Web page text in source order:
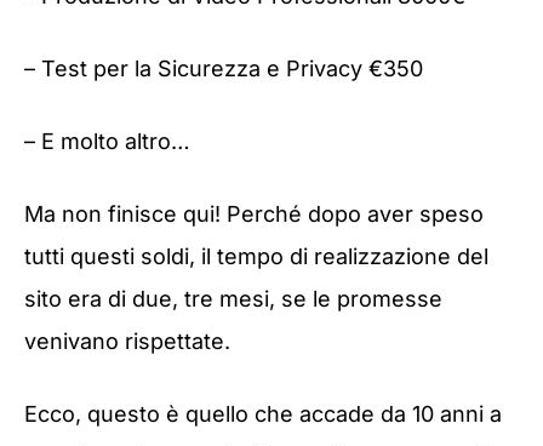
– Test per la Sicurezza e Privacy €350
– E molto altro…
Ma non finisce qui! Perché dopo aver speso
tutti questi soldi, il tempo di realizzazione del
sito era di due, tre mesi, se le promesse
venivano rispettate.
Ecco, questo è quello che accade da 10 anni a